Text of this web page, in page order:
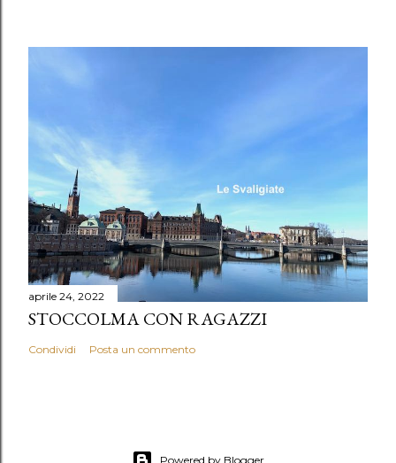
aprile 24, 2022
STOCCOLMA CON RAGAZZI
Condividi Posta un commento
Powered by Blogger